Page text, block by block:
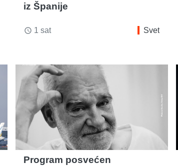
iz Španije
access_time 1 sat Svet
Program posvećen